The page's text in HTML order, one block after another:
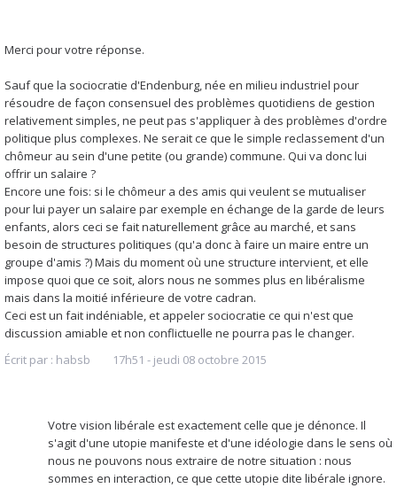
Merci pour votre réponse.
Sauf que la sociocratie d'Endenburg, née en milieu industriel pour
résoudre de façon consensuel des problèmes quotidiens de gestion
relativement simples, ne peut pas s'appliquer à des problèmes d'ordre
politique plus complexes. Ne serait ce que le simple reclassement d'un
chômeur au sein d'une petite (ou grande) commune. Qui va donc lui
offrir un salaire ?
Encore une fois: si le chômeur a des amis qui veulent se mutualiser
pour lui payer un salaire par exemple en échange de la garde de leurs
enfants, alors ceci se fait naturellement grâce au marché, et sans
besoin de structures politiques (qu'a donc à faire un maire entre un
groupe d'amis ?) Mais du moment où une structure intervient, et elle
impose quoi que ce soit, alors nous ne sommes plus en libéralisme
mais dans la moitié inférieure de votre cadran.
Ceci est un fait indéniable, et appeler sociocratie ce qui n'est que
discussion amiable et non conflictuelle ne pourra pas le changer.
Écrit par : habsb 17h51 - jeudi 08 octobre 2015
Votre vision libérale est exactement celle que je dénonce. Il
s'agit d'une utopie manifeste et d'une idéologie dans le sens où
nous ne pouvons nous extraire de notre situation : nous
sommes en interaction, ce que cette utopie dite libérale ignore.